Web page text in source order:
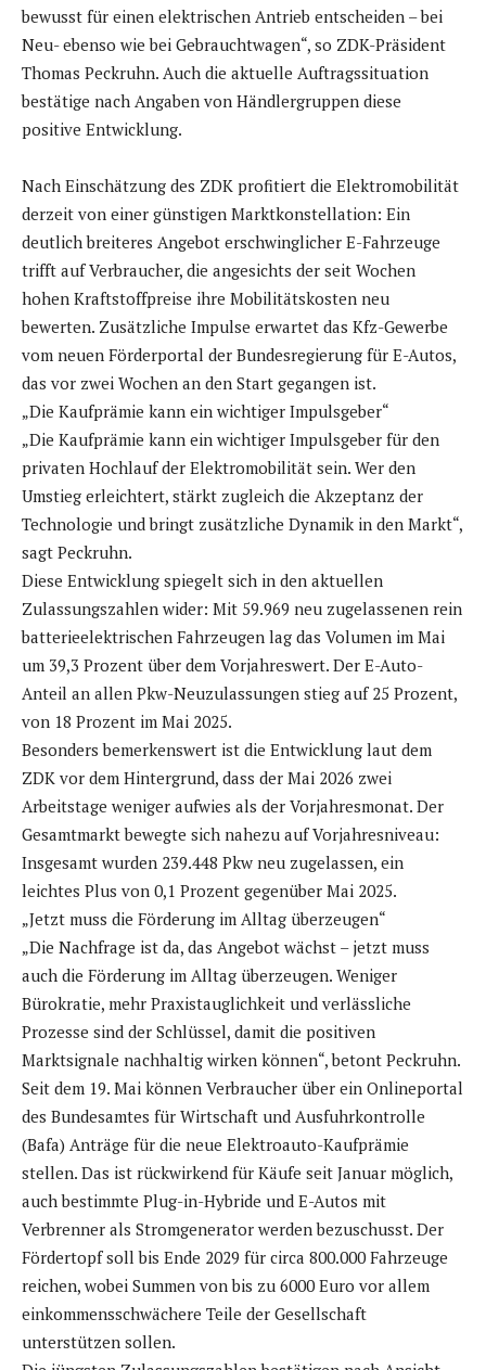
bewusst für einen elektrischen Antrieb entscheiden – bei
Neu- ebenso wie bei Gebrauchtwagen“, so ZDK-Präsident
Thomas Peckruhn. Auch die aktuelle Auftragssituation
bestätige nach Angaben von Händlergruppen diese
positive Entwicklung.
Nach Einschätzung des ZDK profitiert die Elektromobilität
derzeit von einer günstigen Marktkonstellation: Ein
deutlich breiteres Angebot erschwinglicher E-Fahrzeuge
trifft auf Verbraucher, die angesichts der seit Wochen
hohen Kraftstoffpreise ihre Mobilitätskosten neu
bewerten. Zusätzliche Impulse erwartet das Kfz-Gewerbe
vom neuen Förderportal der Bundesregierung für E-Autos,
das vor zwei Wochen an den Start gegangen ist.
„Die Kaufprämie kann ein wichtiger Impulsgeber“
„Die Kaufprämie kann ein wichtiger Impulsgeber für den
privaten Hochlauf der Elektromobilität sein. Wer den
Umstieg erleichtert, stärkt zugleich die Akzeptanz der
Technologie und bringt zusätzliche Dynamik in den Markt“,
sagt Peckruhn.
Diese Entwicklung spiegelt sich in den aktuellen
Zulassungszahlen wider: Mit 59.969 neu zugelassenen rein
batterieelektrischen Fahrzeugen lag das Volumen im Mai
um 39,3 Prozent über dem Vorjahreswert. Der E-Auto-
Anteil an allen Pkw-Neuzulassungen stieg auf 25 Prozent,
von 18 Prozent im Mai 2025.
Besonders bemerkenswert ist die Entwicklung laut dem
ZDK vor dem Hintergrund, dass der Mai 2026 zwei
Arbeitstage weniger aufwies als der Vorjahresmonat. Der
Gesamtmarkt bewegte sich nahezu auf Vorjahresniveau:
Insgesamt wurden 239.448 Pkw neu zugelassen, ein
leichtes Plus von 0,1 Prozent gegenüber Mai 2025.
„Jetzt muss die Förderung im Alltag überzeugen“
„Die Nachfrage ist da, das Angebot wächst – jetzt muss
auch die Förderung im Alltag überzeugen. Weniger
Bürokratie, mehr Praxistauglichkeit und verlässliche
Prozesse sind der Schlüssel, damit die positiven
Marktsignale nachhaltig wirken können“, betont Peckruhn.
Seit dem 19. Mai können Verbraucher über ein Onlineportal
des Bundesamtes für Wirtschaft und Ausfuhrkontrolle
(Bafa) Anträge für die neue Elektroauto-Kaufprämie
stellen. Das ist rückwirkend für Käufe seit Januar möglich,
auch bestimmte Plug-in-Hybride und E-Autos mit
Verbrenner als Stromgenerator werden bezuschusst. Der
Fördertopf soll bis Ende 2029 für circa 800.000 Fahrzeuge
reichen, wobei Summen von bis zu 6000 Euro vor allem
einkommensschwächere Teile der Gesellschaft
unterstützen sollen.